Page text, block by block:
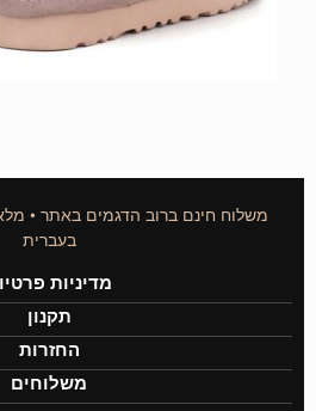
משלוח חינם ברוב הדגמים באתר •
בעברית
מדיניות
תקנון
החזרות
משלוחים